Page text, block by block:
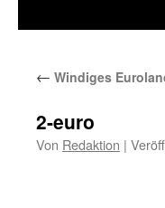
← Windiges
2-euro
Von Redaktion |